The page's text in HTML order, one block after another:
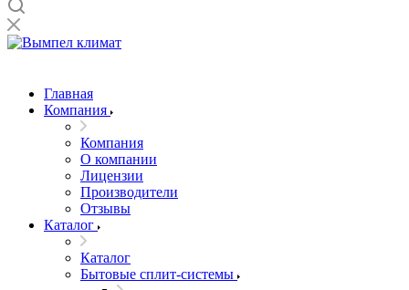
Главная
Компания
Компания
О компании
Лицензии
Производители
Отзывы
Каталог
Каталог
Бытовые сплит-системы